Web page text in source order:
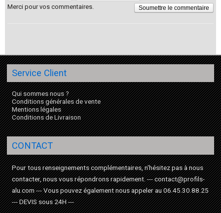
Soumettre le commentaire
Merci pour vos commentaires.
Service Client
Qui sommes nous ?
Conditions générales de vente
Mentions légales
Conditions de Livraison
CONTACT
Pour tous renseignements complémentaires, n'hésitez pas à nous
contacter, nous vous répondrons rapidement. --- contact@profils-
alu.com --- Vous pouvez également nous appeler au 06.45.30.88.25
--- DEVIS sous 24H ---